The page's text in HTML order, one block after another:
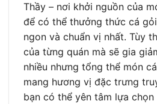
Thầy – nơi khởi nguồn của
để có thể thưởng thức cá
ngon và chuẩn vị nhất. Tùy
của từng quán mà sẽ gia
nhiều nhưng tổng thể món
mang hương vị đặc trưng
bạn có thể yên tâm lựa